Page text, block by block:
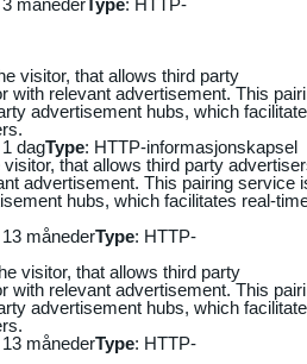
visitor, that allows third party
with relevant advertisement. This
advertisement hubs, which
1 dagType: HTTP-informasjonskapsel
that allows third party
advertisement. This pairing service
hubs, which facilitates real-
13 månederType: HTTP-
visitor, that allows third party
with relevant advertisement. This
advertisement hubs, which
13 månederType: HTTP-